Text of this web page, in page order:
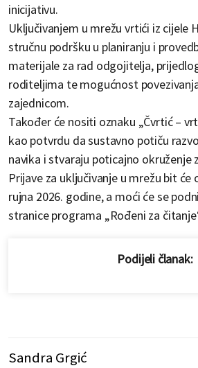
inicijativu.
Uključivanjem u mrežu vrtići iz cijele
stručnu podršku u planiranju i
materijale za rad odgojitelja,
roditeljima te mogućnost
zajednicom.
Također će nositi oznaku „Čvrtić –
kao potvrdu da sustavno potiču
navika i stvaraju poticajno okruženje
Prijave za uključivanje u mrežu bit će
rujna 2026. godine, a moći će se
stranice programa „Rođeni za
Podijeli članak:
Sandra Grgić